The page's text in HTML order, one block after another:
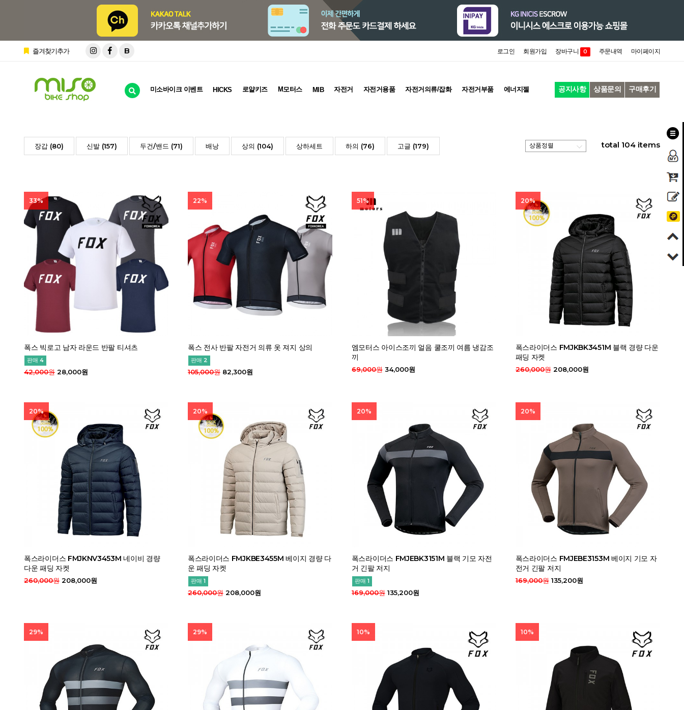
즐겨찾기추가 B 로그인 회원가입 장바구니 0 주문내역 마이페이지
미소바이크 이벤트 HICKS 로얄키즈 M모터스 MIB 자전거 자전거용품 자전거의류/잡화 자전거부품 에너지젤 공지사항 상품문의 구매후기
장갑 (80) 신발 (157) 두건/밴드 (71) 배낭 상의 (104) 상하세트 하의 (76) 고글 (179) total 104 items
폭스 빅로고 남자 라운드 반팔 티셔츠
판매 4
33%
42,000원 28,000원
폭스 전사 반팔 자전거 의류 옷 져지 상의
판매 2
22%
105,000원82,300원
엠모터스 아이스조끼 얼음 쿨조끼 여름 냉감조
끼
51%
69,000원34,000원
폭스라이더스 FMJKBK3451M 블랙 경량 다운
패딩 자켓
20%
260,000원208,000원
폭스라이더스 FMJKNV3453M 네이비 경량
다운 패딩 자켓
20%
260,000원 208,000원
폭스라이더스 FMJKBE3455M 베이지 경량 다
운 패딩 자켓
판매 1
20%
260,000원208,000원
폭스라이더스 FMJEBK3151M 블랙 기모 자전
거 긴팔 저지
판매 1
20%
169,000원135,200원
폭스라이더스 FMJEBE3153M 베이지 기모 자
전거 긴팔 저지
20%
169,000원135,200원
29% 29% 10% 10%